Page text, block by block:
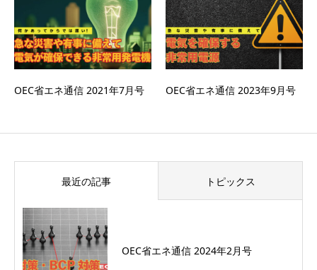
OEC省エネ通信 2021年7月号 OEC省エネ通信 2023年9月号
最近の記事 トピックス
OEC省エネ通信 2024年2月号